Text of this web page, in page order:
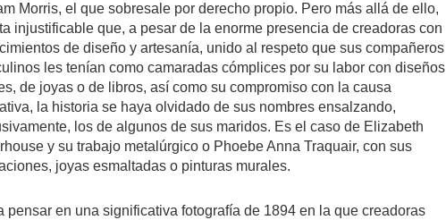
Morris, el que sobresale por derecho propio. Pero más allá de ello,
injustificable que, a pesar de la enorme presencia de creadoras con
de diseño y artesanía, unido al respeto que sus compañeros
les tenían como camaradas cómplices por su labor con diseños
de joyas o de libros, así como su compromiso con la causa
la historia se haya olvidado de sus nombres ensalzando,
los de algunos de sus maridos. Es el caso de Elizabeth
y su trabajo metalúrgico o Phoebe Anna Traquair, con sus
joyas esmaltadas o pinturas murales.
pensar en una significativa fotografía de 1894 en la que creadoras